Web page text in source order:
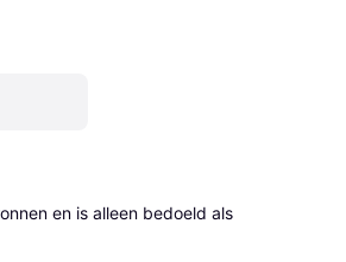
en is alleen bedoeld als